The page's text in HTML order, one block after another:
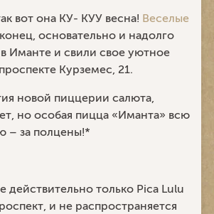
вот она КУ- КУУ весна! Веселые
основательно и надолго
Иманте и свили свое уютное
Курземес, 21.
новой пиццерии салюта,
но особая пицца «Иманта» всю
– за полцены!*
только Pica Lulu
и не распространяется